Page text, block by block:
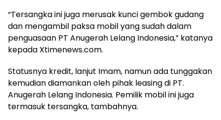
“Tersangka ini juga merusak kunci gembok gudang
dan mengambil paksa mobil yang sudah dalam
penguasaan PT Anugerah Lelang Indonesia,” katanya
kepada Xtimenews.com.
Statusnya kredit, lanjut Imam, namun ada tunggakan
kemudian diamankan oleh pihak leasing di PT.
Anugerah Lelang Indonesia. Pemilik mobil ini juga
termasuk tersangka, tambahnya.